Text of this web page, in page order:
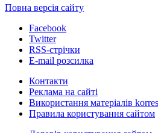
Повна версія сайту
Facebook
Twitter
RSS-стрічки
E-mail розсилка
Контакти
Реклама на сайті
Використання матеріалів
Правила користування сайтом